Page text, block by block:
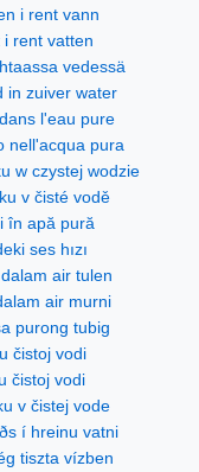
i rent vann
rent vatten
vedessä
in zuiver water
l'eau pure
nell'acqua pura
w czystej wodzie
v čisté vodě
în apă pură
ses hızı
air tulen
air murni
purong tubig
čistoj vodi
čistoj vodi
v čistej vode
í hreinu vatni
tiszta vízben